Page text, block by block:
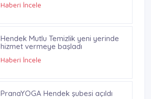
Haberi İncele
Hendek Mutlu Temizlik yeni yerinde
hizmet vermeye başladı
Haberi İncele
PranaYOGA Hendek şubesi açıldı